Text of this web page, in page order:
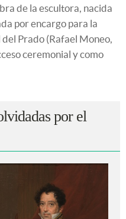
de la escultora, nacida
por encargo para la
Prado (Rafael Moneo,
ceremonial y como
por el